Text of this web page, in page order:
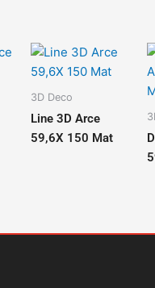
3D Deco
Line 3D Arce
59,6X 150 Mat